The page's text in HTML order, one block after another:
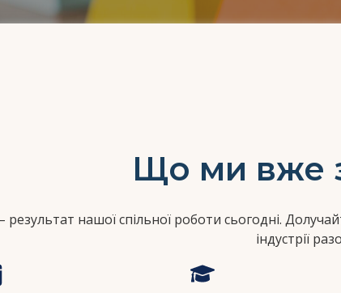
Що ми вже
результат нашої спільної роботи сьогодні.
індустрії